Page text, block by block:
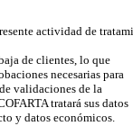
actividad de
de clientes, lo que
necesarias para
validaciones de la
tratará sus datos
y datos económicos.